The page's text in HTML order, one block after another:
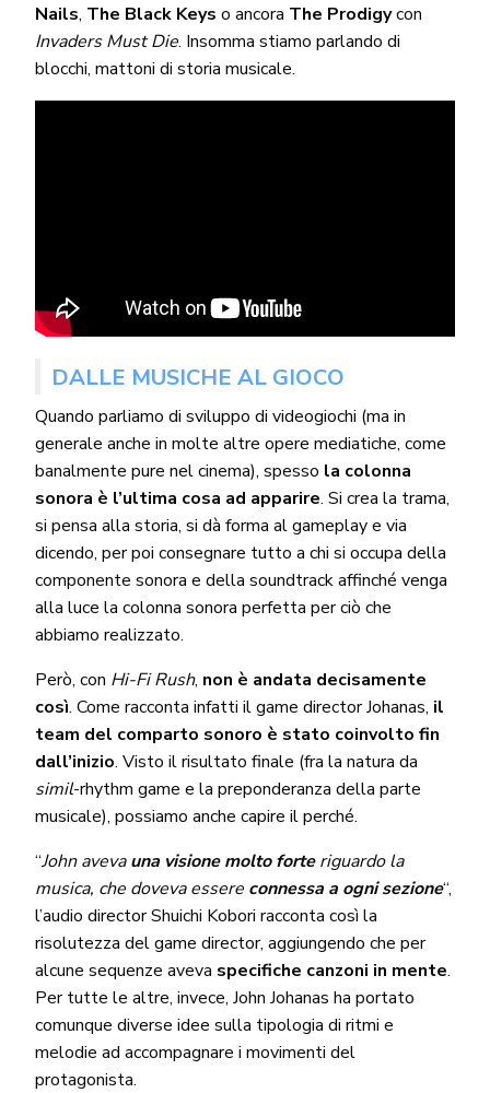
Nails, The Black Keyso ancora The Prodigycon
Invaders Must Die. Insomma stiamo parlando di
blocchi, mattoni di storia musicale.
DALLE MUSICHE AL GIOCO
Quando parliamo di sviluppo di videogiochi (ma in
generale anche in molte altre opere mediatiche, come
banalmente pure nel cinema), spesso la colonna
sonora è l’ultima cosa ad apparire. Si crea la trama,
si pensa alla storia, si dà forma al gameplay e via
dicendo, per poi consegnare tutto a chi si occupa della
componente sonora e della soundtrack affinché venga
alla luce la colonna sonora perfetta per ciò che
abbiamo realizzato.
Però, con Hi-Fi Rush, non è andata decisamente
così. Come racconta infatti il game director Johanas, il
team del comparto sonoro è stato coinvolto fin
dall’inizio. Visto il risultato finale (fra la natura da
simil-rhythm game e la preponderanza della parte
musicale), possiamo anche capire il perché.
“John avevauna visione molto forteriguardo la
musica, che doveva essere connessa a ogni sezione“,
l’audio director Shuichi Kobori racconta così la
risolutezza del game director, aggiungendo che per
alcune sequenze aveva specifiche canzoni in mente.
Per tutte le altre, invece, John Johanas ha portato
comunque diverse idee sulla tipologia di ritmi e
melodie ad accompagnare i movimenti del
protagonista.